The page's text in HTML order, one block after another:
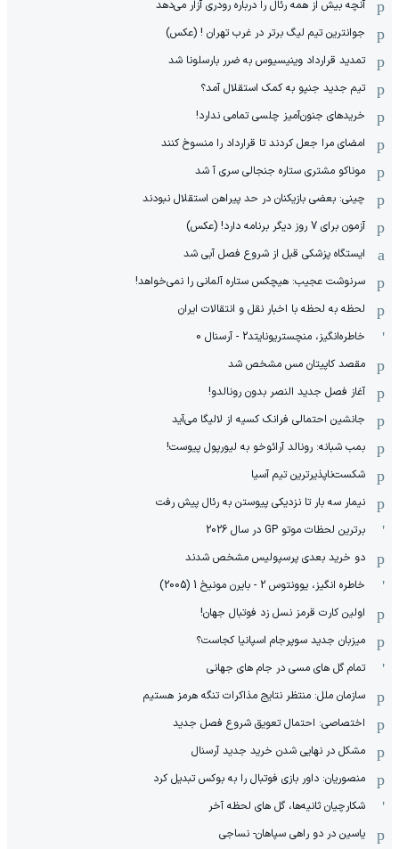
آنچه بیش از همه رئال را درباره رودری آزار می‌دهد
جوانترین تیم لیگ برتر در غرب تهران ! (عکس)
تمدید قرارداد وینیسیوس به ضرر بارسلونا شد
تیم جدید جنپو به کمک استقلال آمد؟
خریدهای جنون‌آمیز چلسی تمامی ندارد!
امضای مرا جعل کردند تا قرارداد را منسوخ کنند
موناکو مشتری ستاره جنجالی سری آ شد
چینی: بعضی بازیکنان در حد پیراهن استقلال نبودند
آزمون برای 7 روز دیگر برنامه دارد! (عکس)
ایستگاه پزشکی قبل از شروع فصل آبی شد
سرنوشت عجیب: هیچکس ستاره آلمانی را نمی‌خواهد!
لحظه به لحظه با اخبار نقل و انتقالات ایران
خاطره‌انگیز، منچستریونایتد2 - آرسنال 0
مقصد کاپیتان مس مشخص شد
آغاز فصل جدید النصر بدون رونالدو!
جانشین احتمالی فرانک کسیه از لالیگا می‌آید
بمب شبانه: رونالد آرائوخو به لیورپول پیوست!
شکست‌ناپذیرترین تیم آسیا
نیمار سه بار تا نزدیکی پیوستن به رئال پیش رفت
برترین لحظات موتو GP در سال 2026
دو خرید بعدی پرسپولیس مشخص شدند
خاطره انگیز، یوونتوس 2 - بایرن مونیخ 1 (2005)
اولین کارت قرمز نسل زد فوتبال جهان!
میزبان جدید سوپرجام اسپانیا کجاست؟
تمام گل های مسی در جام های جهانی
سازمان ملل: منتظر نتایج مذاکرات تنگه هرمز هستیم
اختصاصی: احتمال تعویق شروع فصل جدید
مشکل در نهایی شدن خرید جدید آرسنال
منصوریان: داور بازی فوتبال را به بوکس تبدیل کرد
شکارچیان ثانیه‌ها، گل های لحظه آخر
یاسین در دو راهی سپاهان- نساجی